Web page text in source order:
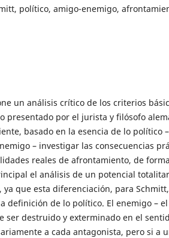
político, amigo-enemigo,
un análisis crítico de los criterios
presentado por el jurista y filósofo
basado en la esencia de lo político
– investigar las consecuencias
reales de afrontamiento, de
el análisis de un potencial
que esta diferenciación, para
definición de lo político. El enemigo –
ser destruido y exterminado en el
a cada antagonista, pero si a